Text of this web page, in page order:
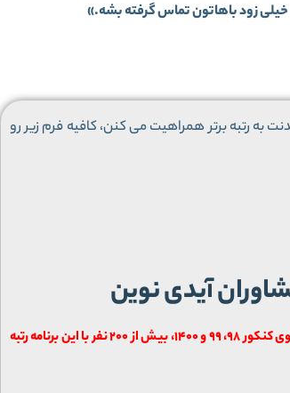
زود باهاتون تماس گرفته بشه.»
به رتبه برتر همراهیت می کنن، کافیه فرم زیر رو
آیدی نوین
چون توی کنکور 98، 99 و 1400، بیش از 200 نفر با این برنامه رتبه